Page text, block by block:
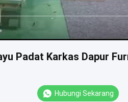
Padat Karkas Dapur
Hubungi Sekarang